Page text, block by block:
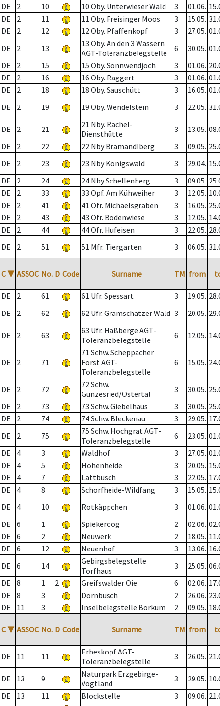
DE
2 10 10 Oby. Unterwieser Wald 3 01.06.
DE
2 11 11 Oby. Freisinger Moos 3 15.05.
DE
2 12 12 Oby. Pfaffenkopf 3 27.05.
DE
2 13
13 Oby. An den 3 Wassern
AGT-Toleranzbelegstelle
6 30.05.
DE
2 15 15 Oby. Sonnwendjoch 3 01.06.
DE
2 16 16 Oby. Raggert 3 01.06.
DE
2 18 18 Oby. Sauschütt 3 16.05.
DE
2 19 19 Oby. Wendelstein 3 22.05.
DE 2 21
21 Nby. Rachel-
Diensthütte
3 13.05.
DE
2 22 22 Nby Bramandlberg 3 09.05.
DE
2 23 23 Nby Königswald 3 29.04.
DE
2 24 24 Nby Schellenberg 3 09.05.
DE
2 33 33 Opf. Am Kühweiher 3 12.05.
DE
2 41 41 Ofr. Michaelsgraben 3 16.05.
DE
2 43 43 Ofr. Bodenwiese 3 12.05.
DE
2 44 44 Ofr. Hufeisen 3 22.05.
DE
2 51 51 Mfr. Tiergarten 3 06.05.
C ▼ ASSOC No. D Code Surname TM from
DE 2 61 61 Ufr. Spessart 3 19.05.
DE
2 62 62 Ufr. Gramschatzer Wald 3 20.05.
DE 2 63
63 Ufr. Haßberge AGT-
Toleranzbelegstelle
6 12.05.
DE 2 71
71 Schw. Scheppacher
Forst AGT-
Toleranzbelegstelle
6 15.05.
DE 2 72
72 Schw.
Gunzesried/Ostertal
3 30.05.
DE
2 73 73 Schw. Giebelhaus 3 30.05.
DE
2 74 74 Schw. Bleckenau 3 29.05.
DE
2 75
75 Schw. Hochgrat AGT-
Toleranzbelegstelle
6 23.05.
DE
4 3 Waldhof 3 27.05.
DE
4 5 Hohenheide 3 20.05.
DE
4 7 Lattbusch 3 22.05.
DE
4 8 Schorfheide-Wildfang 3 15.05.
DE
4 10 Rotkäppchen 3 01.06.
DE
6 1 Spiekeroog 2 02.06.
DE
6 2 Neuwerk 2 18.05.
DE
6 12 Neuenhof 3 13.06.
DE
6 14
Gebirgsbelegstelle
Torfhaus
3 25.05.
DE
8 1 2 Greifswalder Oie 6 02.06.
DE
8 3 Dornbusch 2 26.06.
DE
11 3 Inselbelegstelle Borkum 2 09.05.
C ▼ ASSOC No. D Code Surname TM from
DE 11 11
Erbeskopf AGT-
Toleranzbelegstelle
3 26.05.
DE 13 9
Naturpark Erzgebirge-
Vogtland
3 29.05.
DE
13 11 Blockstelle 3 09.06.